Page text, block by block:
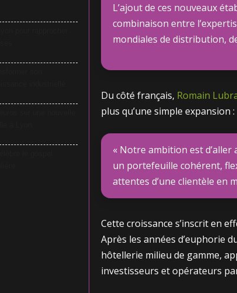
L’ajout de ces nouveaux
combinaison entre
mondiales de distribution,
Du côté français, Romain
plus qu’une simple expansion :
« Notre ambition est
un portefeuille cohérent,
attentes d’une clientèle en
Cette croissance s’inscrit en
Après les années d’euphorie
hôtellerie milieu de gamme,
investisseurs et opérateurs